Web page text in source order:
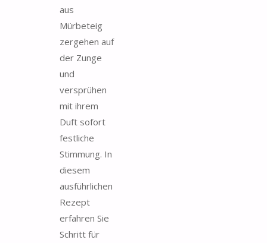
aus
Mürbeteig
zergehen auf
der Zunge
und
versprühen
mit ihrem
Duft sofort
festliche
Stimmung. In
diesem
ausführlichen
Rezept
erfahren Sie
Schritt für